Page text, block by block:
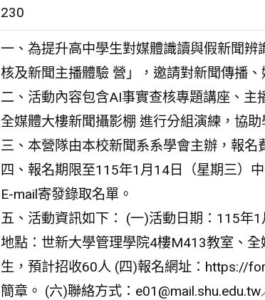
230
一、為提升高中學生對媒體識讀與假新聞
核及新聞主播體驗 營」，邀請對新聞傳播
二、活動內容包含AI事實查核專題講座、
全媒體大樓新聞攝影棚 進行分組演練，協
三、本營隊由本校新聞系系學會主辦，報
四、報名期限至115年1月14日（星期三）
E-mail寄發錄取名單。
五、活動資訊如下： (一)活動日期：115年
地點：世新大學管理學院4樓M413教室、
生，預計招收60人 (四)報名網址：https://
簡章。 (六)聯絡方式：